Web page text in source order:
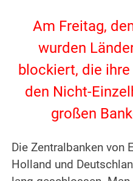
Am Freitag,
wurden
blockiert, die
den Nicht-
großen
Die Zentralbanken von
Holland und